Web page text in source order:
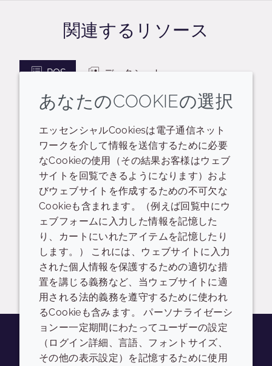
関連するリソース
POS データシート
生分解性ステートメント
Cutissential 18-MEA Product overview sheets
英語: 778.0 KB READ DESCRIPTIONS
ログイン/登録 ドロップダウンを切り
Cutissential Series
日本語: 771.0 KB
ログイン/登録
YoutubeInstagramLinkedInTiktok
あなたのCOOKIEの選択
エッセンシャルCookiesは電子通信ネット
ワークを介して情報を送信するために必要
なCookieの使用（その結果お客様はウェブ
サイトを回覧できるようになります）およ
びウェブサイトを作成するための不可欠な
Cookieも含まれます。（例えば回覧中にウ
ェブフォームに入力した情報を記憶した
り、カートにいれたアイテムを記憶したり
します。） これには、ウェブサイトに入力
された個人情報を保護するための適切な措
置を講じる義務など、当ウェブサイトに適
用される法的義務を遵守するために使われ
るCookieも含みます。 パーソナライゼーシ
ョンー一定期間にわたってユーザーの設定
（ログイン詳細、言語、フォントサイズ、
その他の表示設定）を記憶するために使用